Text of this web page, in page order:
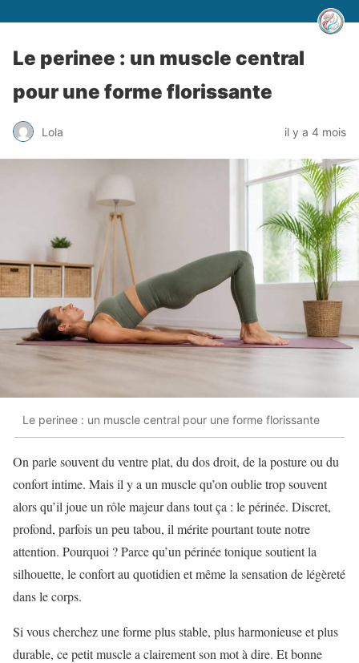
Le perinee : un muscle central
pour une forme florissante
Lola il y a 4 mois
Le perinee : un muscle central pour une forme florissante
On parle souvent du ventre plat, du dos droit, de la posture ou du
confort intime. Mais il y a un muscle qu’on oublie trop souvent
alors qu’il joue un rôle majeur dans tout ça : le périnée. Discret,
profond, parfois un peu tabou, il mérite pourtant toute notre
attention. Pourquoi ? Parce qu’un périnée tonique soutient la
silhouette, le confort au quotidien et même la sensation de légèreté
dans le corps.
Si vous cherchez une forme plus stable, plus harmonieuse et plus
durable, ce petit muscle a clairement son mot à dire. Et bonne